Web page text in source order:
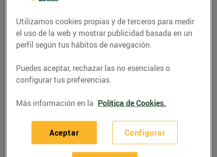
RECETAS
Galetes de col kale i
Utilizamos cookies propias y de terceros para medir
el uso de la web y mostrar publicidad basada en un
perfil según tus hábitos de navegación.
Puedes aceptar, rechazar las no esenciales o
configurar tus preferencias.
Más información en la Política de Cookies.
Configurar
Aceptar